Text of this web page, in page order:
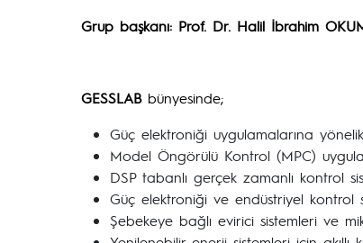
Grup başkanı: Prof. Dr. Halil İbrahim
GESSLABbünyesinde;
Güç elektroniği uygulamalarına
Model Öngörülü Kontrol (MPC)
DSP tabanlı gerçek zamanlı kontrol
Güç elektroniği ve endüstriyel kontrol
Şebekeye bağlı evirici sistemleri ve